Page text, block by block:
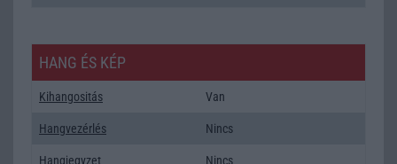
HANG ÉS KÉP
Kihangositás Van
Hangvezérlés Nincs
Hangjegyzet Nincs